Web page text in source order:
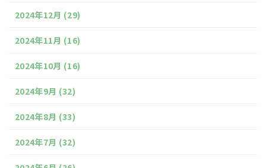
2024年12月 (29)
2024年11月 (16)
2024年10月 (16)
2024年9月 (32)
2024年8月 (33)
2024年7月 (32)